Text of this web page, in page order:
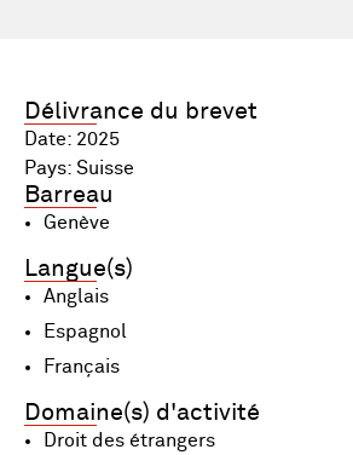
Délivrance du brevet
Date: 2025
Pays: Suisse
Barreau
Genève
Langue(s)
Anglais
Espagnol
Français
Domaine(s) d'activité
Droit des étrangers